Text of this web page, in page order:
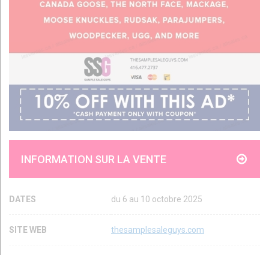
INFORMATION SUR LA VENTE
DATES du 6 au 10 octobre 2025
SITE WEB thesamplesaleguys.com